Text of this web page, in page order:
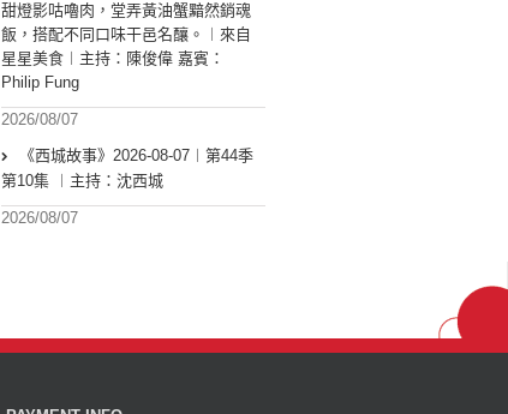
甜燈影咕嚕肉，堂弄黃油蟹黯然銷魂
飯，搭配不同口味干邑名釀。︱來自
星星美食︱主持：陳俊偉 嘉賓：
Philip Fung
2026/08/07
《西城故事》2026-08-07︱第44季
第10集 ︱主持：沈西城
2026/08/07